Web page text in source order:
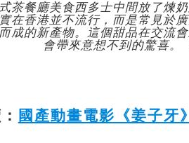
式茶餐廳美食西多士中間放了煉
在香港並不流行，而是常見於
成的新產物。這個甜品在交流
會帶來意想不到的驚喜。
國產動畫電影《姜子牙